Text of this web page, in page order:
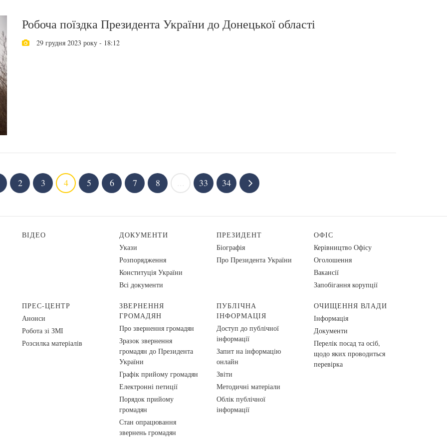
Робоча поїздка Президента України до Донецької області
29 грудня 2023 року - 18:12
2 3 4 5 6 7 8 33 34
ВІДЕО
ДОКУМЕНТИ
Укази
Розпорядження
Конституція України
Всі документи
ПРЕЗИДЕНТ
Біографія
Про Президента України
ОФІС
Керівництво Офісу
Оголошення
Вакансії
Запобігання корупції
ПРЕС-ЦЕНТР
Анонси
Робота зі ЗМІ
Розсилка матеріалів
ЗВЕРНЕННЯ
ГРОМАДЯН
Про звернення громадян
Зразок звернення
громадян до Президента
України
Графік прийому громадян
Електронні петиції
Порядок прийому
громадян
Стан опрацювання
звернень громадян
ПУБЛІЧНА
ІНФОРМАЦІЯ
Доступ до публічної
інформації
Запит на інформацію
онлайн
Звіти
Методичні матеріали
Облік публічної
інформації
ОЧИЩЕННЯ ВЛАДИ
Інформація
Документи
Перелік посад та осіб,
щодо яких проводиться
перевірка